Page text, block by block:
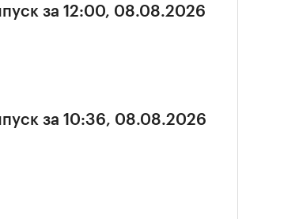
за 12:00, 08.08.2026
за 10:36, 08.08.2026